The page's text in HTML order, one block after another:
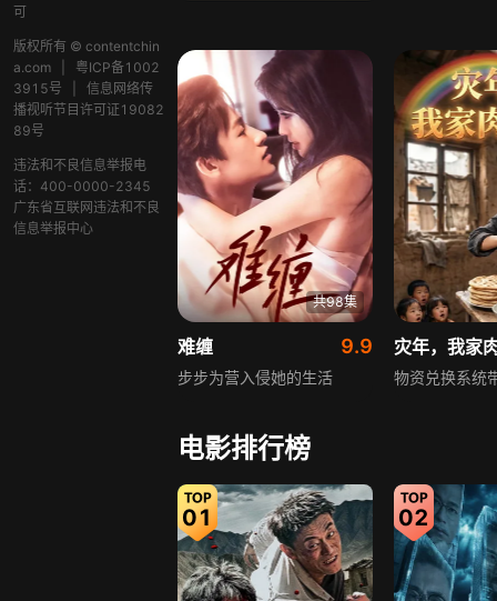
可
版权所有 © contentchin
a.com
粤ICP备1002
3915号
信息网络传
播视听节目许可证19082
89号
违法和不良信息举报电
话：400-0000-2345
广东省互联网违法和不良
信息举报中心
置腹，却发
爱恨纠葛，
次苏醒，她
骨的男人和
遇，两人已
续前缘?
共98集
难缠 9.9
步步为营入侵她的生活
灾年，我家
物资兑换系统
电影排行榜
01 02